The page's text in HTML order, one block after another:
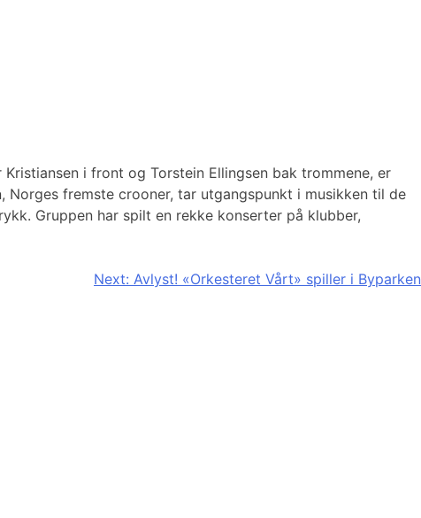
i front og Torstein Ellingsen bak trommene, er
fremste crooner, tar utgangspunkt i musikken til de
Gruppen har spilt en rekke konserter på klubber,
Next: Avlyst! «Orkesteret Vårt» spiller i Byparken